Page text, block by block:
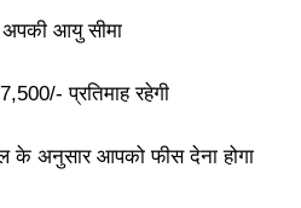
अपकी आयु सीमा
प्रतिमाह रहेगी
के अनुसार आपको फीस देना होगा